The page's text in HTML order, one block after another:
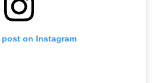
on Instagram